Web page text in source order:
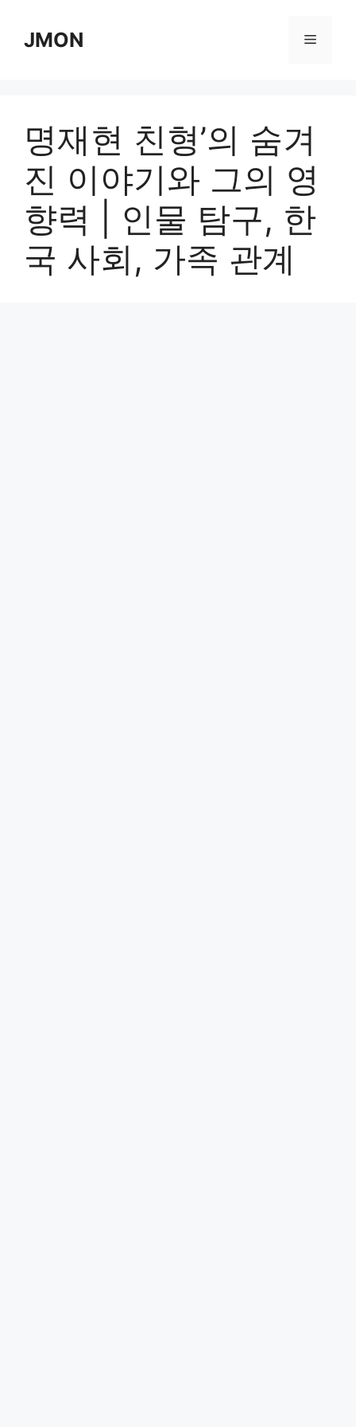
contentJMON Menu
명재현 친형’의 숨겨
진 이야기와 그의 영
향력 | 인물 탐구, 한
국 사회, 가족 관계